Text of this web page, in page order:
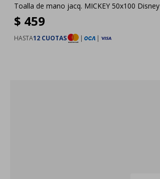
Toalla de mano jacq. MICKEY 50x100 Disney
$ 459
HASTA12 CUOTAS | |